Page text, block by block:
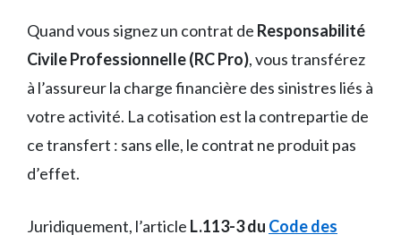
Quand vous signez un contrat de Responsabilité
Civile Professionnelle (RC Pro), vous transférez
à l’assureur la charge financière des sinistres liés à
votre activité. La cotisation est la contrepartie de
ce transfert : sans elle, le contrat ne produit pas
d’effet.
Juridiquement, l’article L.113-3 du Code des